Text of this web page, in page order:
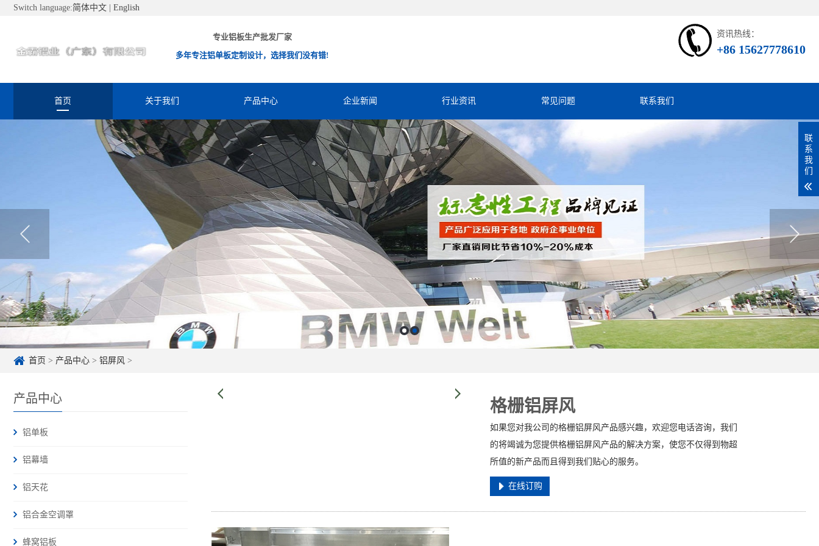
Switch language:简体中文 English
专业铝板生产批发厂家
多年专注铝单板定制设计，选择我们没有错!
资讯热线：
+86 15627778610
首页 关于我们 产品中心 企业新闻 行业资讯 常见问题 联系我们
首页 > 产品中心 > 铝屏风 >
产品中心
铝单板
铝幕墙
铝天花
铝合金空调罩
蜂窝铝板
格栅铝屏风
如果您对我公司的格栅铝屏风产品感兴趣，欢迎您电话咨询，我们
的将竭诚为您提供格栅铝屏风产品的解决方案，使您不仅得到物超
所值的新产品而且得到我们贴心的服务。
在线订购
联
系
我
们